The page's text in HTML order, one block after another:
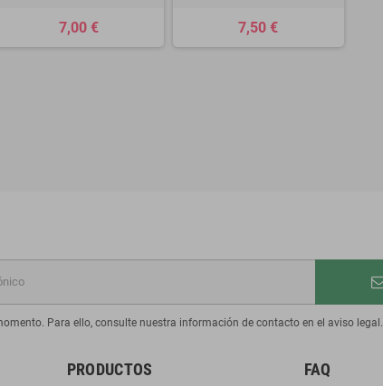
7,00 € 7,50 €
Para ello, consulte nuestra información de contacto en el aviso legal.
PRODUCTOS FAQ